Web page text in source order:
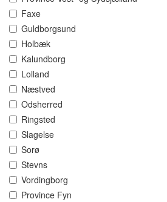
Faxe
Guldborgsund
Holbæk
Kalundborg
Lolland
Næstved
Odsherred
Ringsted
Slagelse
Sorø
Stevns
Vordingborg
Province Fyn